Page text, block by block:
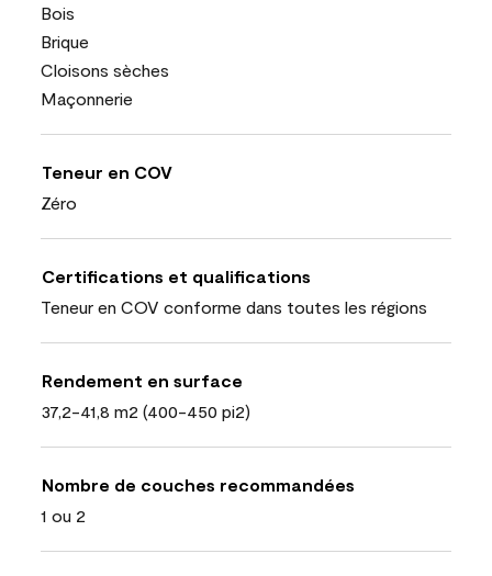
Bois
Brique
Cloisons sèches
Maçonnerie
Teneur en COV
Zéro
Certifications et qualifications
Teneur en COV conforme dans toutes les régions
Rendement en surface
37,2-41,8 m2 (400-450 pi2)
Nombre de couches recommandées
1 ou 2